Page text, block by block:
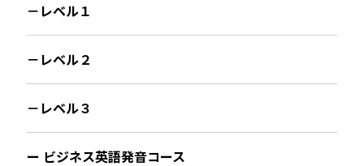
－レベル１
－レベル２
－レベル３
ー ビジネス英語発音コース